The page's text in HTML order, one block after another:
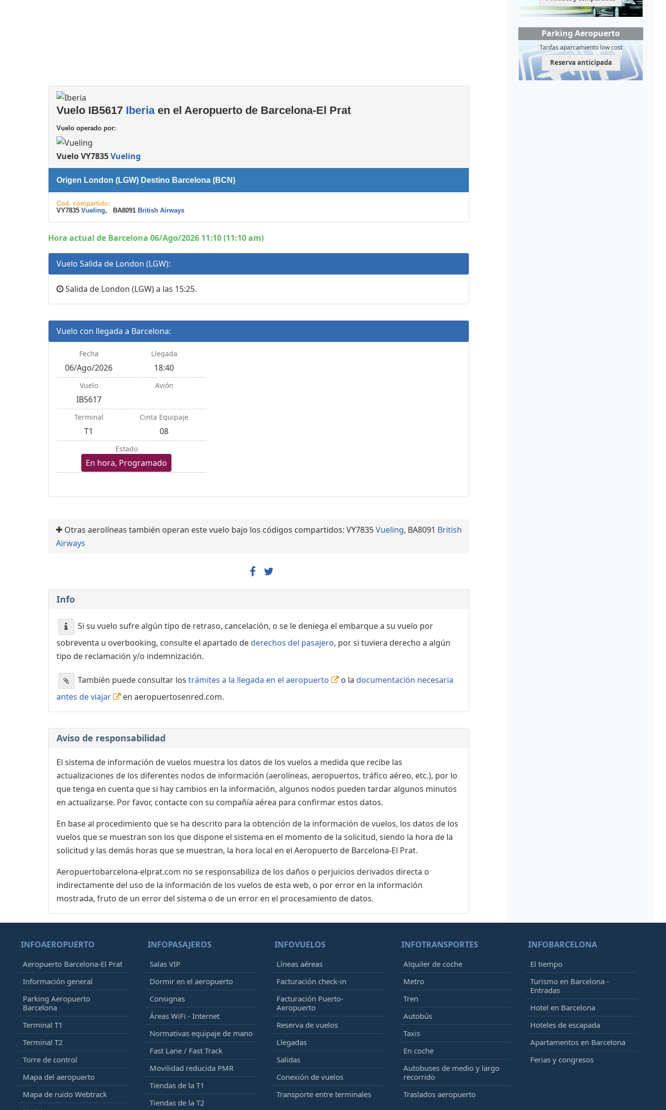
Vuelo IB5617 Iberiaen el Aeropuerto de Barcelona-El Prat
Vuelo operado por:
Vuelo VY7835Vueling
Origen London (LGW) Destino Barcelona (BCN)
Cod. compartido:
VY7835 Vueling, BA8091 British Airways
Hora actual de Barcelona 06/Ago/2026 11:10 (11:10 am)
Vuelo Salida de London (LGW):
Salida de London (LGW) a las 15:25.
Vuelo con llegada a Barcelona:
Fecha
06/Ago/2026
Llegada
18:40
Vuelo
IB5617
Avión
Terminal
T1
Cinta Equipaje
08
Estado
En hora, Programado
Otras aerolíneas también operan este vuelo bajo los códigos compartidos: VY7835Vueling, BA8091 British
Airways
Info
Si su vuelo sufre algún tipo de retraso, cancelación, o se le deniega el embarque a su vuelo por
sobreventa u overbooking, consulte el apartado dederechos del pasajero, por si tuviera derecho a algún
tipo de reclamación y/o indemnización.
También puede consultar los trámites a la llegada en el aeropuerto o la documentación necesaria
antes de viajar
en aeropuertosenred.com.
Aviso de responsabilidad
El sistema de información de vuelos muestra los datos de los vuelos a medida que recibe las
actualizaciones de los diferentes nodos de información (aerolíneas, aeropuertos, tráfico aéreo, etc.), por lo
que tenga en cuenta que si hay cambios en la información, algunos nodos pueden tardar algunos minutos
en actualizarse. Por favor, contacte con su compañía aérea para confirmar estos datos.
En base al procedimiento que se ha descrito para la obtención de la información de vuelos, los datos de los
vuelos que se muestran son los que dispone el sistema en el momento de la solicitud, siendo la hora de la
solicitud y las demás horas que se muestran, la hora local en el Aeropuerto de Barcelona-El Prat.
Aeropuertobarcelona-elprat.com no se responsabiliza de los daños o perjuicios derivados directa o
indirectamente del uso de la información de los vuelos de esta web, o por error en la información
mostrada, fruto de un error del sistema o de un error en el procesamiento de datos.
Parking Aeropuerto
Tarifas aparcamiento low cost
Reserva anticipada
INFOAEROPUERTO
Aeropuerto Barcelona-El Prat
Información general
Parking Aeropuerto
Barcelona
Terminal T1
Terminal T2
Torre de control
Mapa del aeropuerto
Mapa de ruido Webtrack
INFOPASAJEROS
Salas VIP
Dormir en el aeropuerto
Consignas
Áreas WiFi - Internet
Normativas equipaje de mano
Fast Lane / Fast Track
Movilidad reducida PMR
Tiendas de la T1
Tiendas de la T2
INFOVUELOS
Líneas aéreas
Facturación check-in
Facturación Puerto-
Aeropuerto
Reserva de vuelos
Llegadas
Salidas
Conexión de vuelos
Transporte entre terminales
INFOTRANSPORTES
Alquiler de coche
Metro
Tren
Autobús
Taxis
En coche
Autobuses de medio y largo
recorrido
Traslados aeropuerto
INFOBARCELONA
El tiempo
Turismo en Barcelona -
Entradas
Hotel en Barcelona
Hoteles de escapada
Apartamentos en Barcelona
Ferias y congresos